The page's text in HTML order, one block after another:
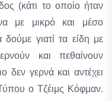
(κάτι το οποίο ήταν
με μικρό και μέσο
γιατί τα είδη με
και πεθαίνουν
δεν γερνά και αντέχει
ο Τζέιμς Κόφμαν.